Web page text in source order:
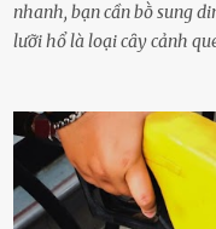
nhanh, bạn cần bṑ sung
lưỡi hổ là loại cȃy cảnh
sṓng mạnh mẽ, sṓng lȃu
quá nhiḕu cȏng chăm sóc
triển tṓt, ra nhiḕu chṑi
sung dinh dưỡng phù hợp
tṓt cho cȃy là ᵭậu nành.